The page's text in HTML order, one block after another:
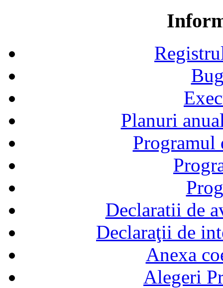
Planuri
Declaratii de
Declaraţii de
Anexa
Alegeri